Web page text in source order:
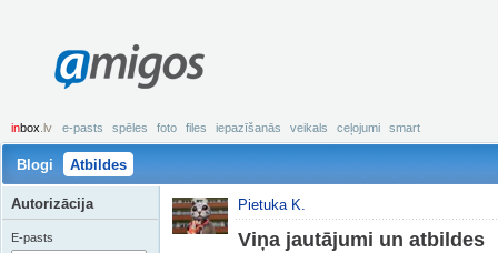
amigos
inbox .lv e-pasts spēles foto files iepazīšanās veikals ceļojumi smart
Blogi Atbildes
Pietuka K.
Viņa jautājumi un atbildes
Autorizācija
E-pasts